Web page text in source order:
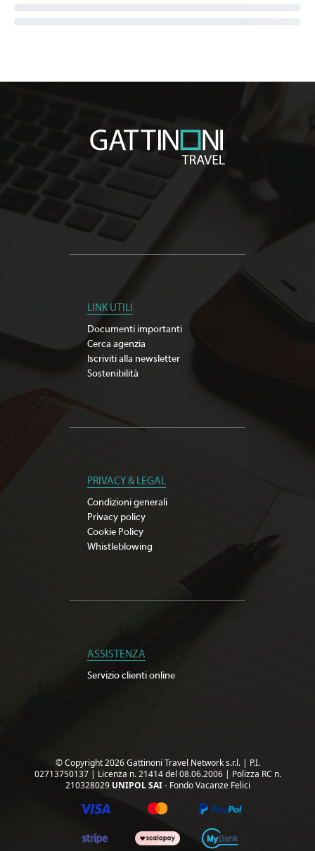
LINK UTILI
Documenti importanti
Cerca agenzia
Iscriviti alla newsletter
Sostenibilità
PRIVACY & LEGAL
Condizioni generali
Privacy policy
Cookie Policy
Whistleblowing
ASSISTENZA
Servizio clienti online
© Copyright 2026 Gattinoni Travel Network s.r.l. | P.I.
02713750137 | Licenza n. 21414 del 08.06.2006 | Polizza RC n.
210328029 UNIPOL SAI- Fondo Vacanze Felici